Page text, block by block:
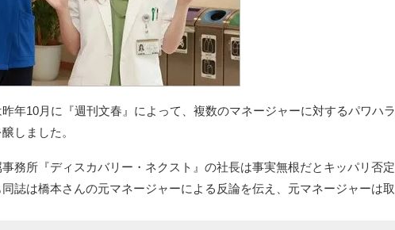
年10月に『週刊文春』によって、複数のマネージャーに対するパワハラ
しました。
務所『ディスカバリー・ネクスト』の社長は事実無根だとキッパリ否定
誌は橋本さんの元マネージャーによる反論を伝え、元マネージャーは取